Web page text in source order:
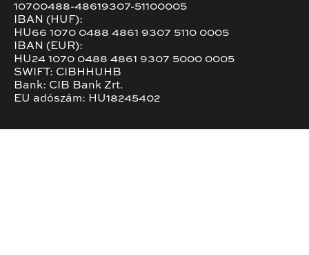
10700488-48619307-51100005
IBAN (HUF):
HU66 1070 0488 4861 9307 5110 0005
IBAN (EUR):
HU24 1070 0488 4861 9307 5000 0005
SWIFT: CIBHHUHB
Bank: CIB Bank Zrt.
EU adószám: HU18245402